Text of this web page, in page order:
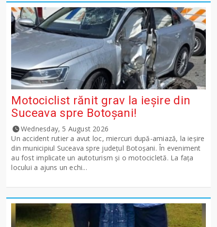
Motociclist rănit grav la ieșire din
Suceava spre Botoșani!
Wednesday, 5 August 2026
Un accident rutier a avut loc, miercuri după-amiază, la ieșire
din municipiul Suceava spre județul Botoșani. În eveniment
au fost implicate un autoturism și o motocicletă. La fața
locului a ajuns un echi...